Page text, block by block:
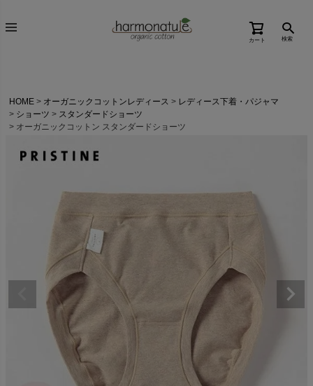
カート 検索
HOME オーガニックコットンレディース
レディース下着・パジャマ
ショーツ
スタンダードショーツ
オーガニックコットン スタンダードショーツ